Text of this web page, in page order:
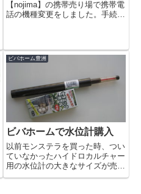
【nojima】の携帯売り場で携帯電
話の機種変更をしました。手続き
も切れやすいよね・・。というわ
けで新機種はSO7...
ビバホーム豊洲
ビバホームで水位計購入
以前モンステラを買った時、つい
ていなかったハイドロカルチャー
用の水位計の大きなサイズが売ら
れていたので購入しました。水が